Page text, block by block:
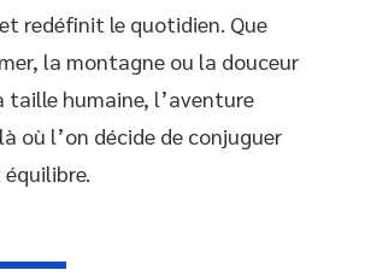
redéfinit le quotidien. Que
la montagne ou la douceur
taille humaine, l’aventure
où l’on décide de conjuguer